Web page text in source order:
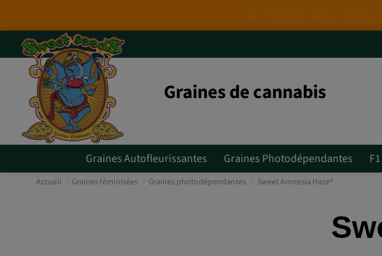
Graines de cannabis
Graines Autofleurissantes Graines Photodépendantes
Accueil Graines féminisées Graines photodépendantes Sweet Amnesia Haze®